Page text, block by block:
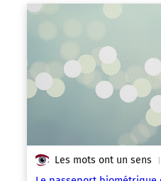
Les mots ont un sens |